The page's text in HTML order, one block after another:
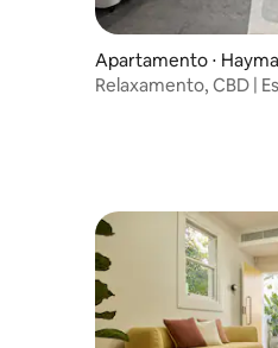
Apartamento ⋅
Relaxamento, CBD |